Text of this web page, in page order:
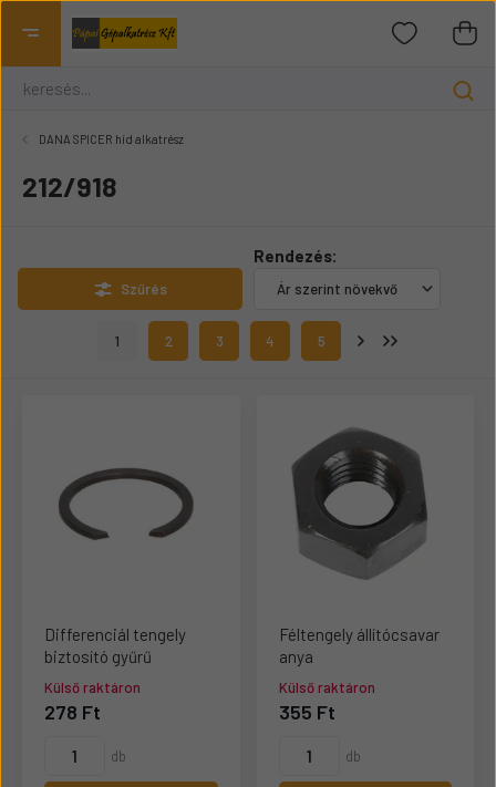
DANA SPICER híd alkatrész
212/918
Szűrés
1 2 3 4 5
Rendezés:
Differenciál tengely
biztosító gyűrű
Külső raktáron
278 Ft
db
Féltengely állítócsavar
anya
Külső raktáron
355 Ft
db